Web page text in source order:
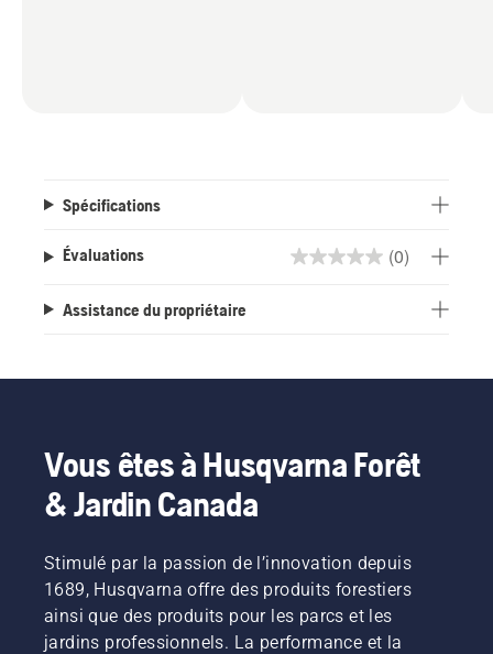
Spécifications
Évaluations (0)
0.0
Assistance du propriétaire
Vous êtes à Husqvarna Forêt
& Jardin Canada
Stimulé par la passion de l’innovation depuis
1689, Husqvarna offre des produits forestiers
ainsi que des produits pour les parcs et les
jardins professionnels. La performance et la